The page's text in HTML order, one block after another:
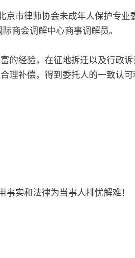
京市律师协会未成年人保护专业
商会调解中心商事调解员。
经验，在征地拆迁以及行政诉
理补偿，得到委托人的一致认可
实和法律为当事人排忧解难！